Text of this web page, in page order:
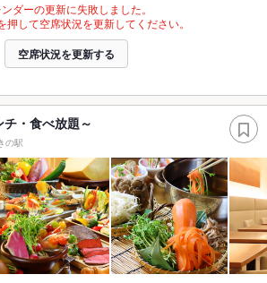
ダーの更新に失敗しました。
押して空席状況を更新してください。
空席状況を更新する
・食べ放題～
の駅